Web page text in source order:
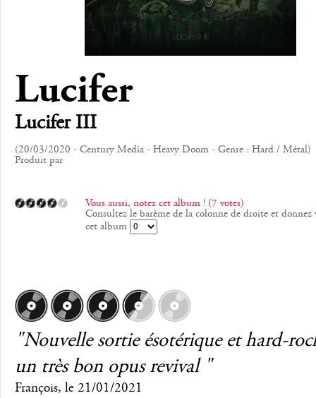
Lucifer
Lucifer III
(20/03/2020 - Century Media - Heavy Doom - Genre : Hard / Métal)
Produit par
Vous aussi, notez cet album ! (7 votes)
Consultez le barème de la colonne de droite et donnez
cet album
"Nouvelle sortie ésotérique et hard-
un très bon opus revival "
François, le 21/01/2021